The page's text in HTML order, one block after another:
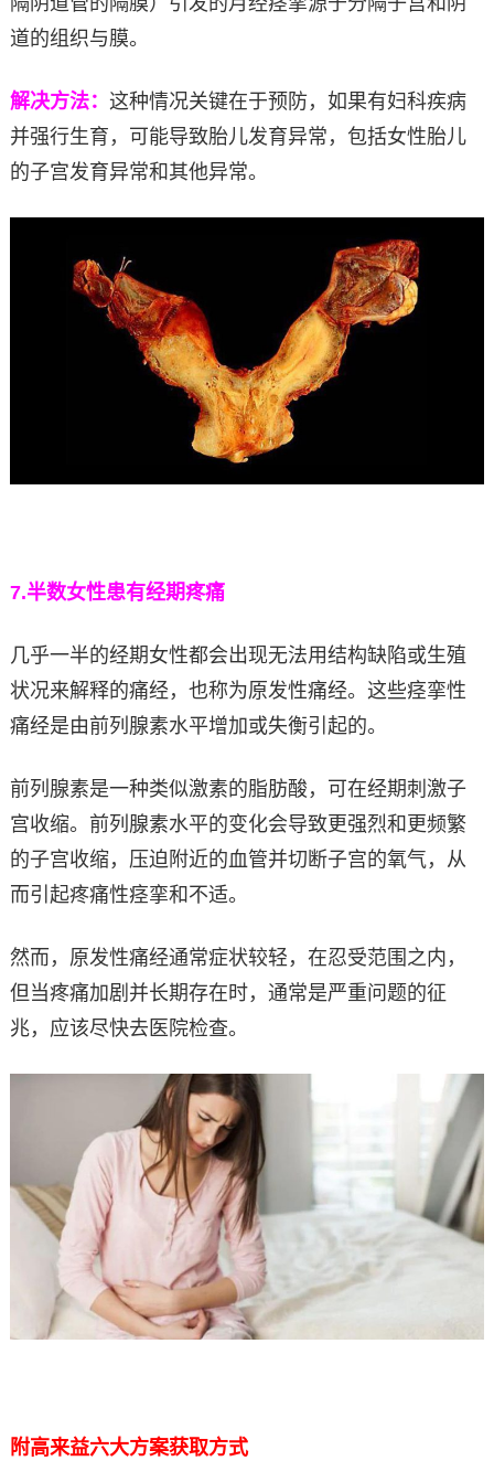
道的组织与膜。
解决方法： 这种情况关键在于预防，如果有妇科疾病
并强行生育，可能导致胎儿发育异常，包括女性胎儿
的子宫发育异常和其他异常。
7.半数女性患有经期疼痛
几乎一半的经期女性都会出现无法用结构缺陷或生殖
状况来解释的痛经，也称为原发性痛经。这些痉挛性
痛经是由前列腺素水平增加或失衡引起的。
前列腺素是一种类似激素的脂肪酸，可在经期刺激子
宫收缩。前列腺素水平的变化会导致更强烈和更频繁
的子宫收缩，压迫附近的血管并切断子宫的氧气，从
而引起疼痛性痉挛和不适。
然而，原发性痛经通常症状较轻，在忍受范围之内，
但当疼痛加剧并长期存在时，通常是严重问题的征
兆，应该尽快去医院检查。
附高来益六大方案获取方式